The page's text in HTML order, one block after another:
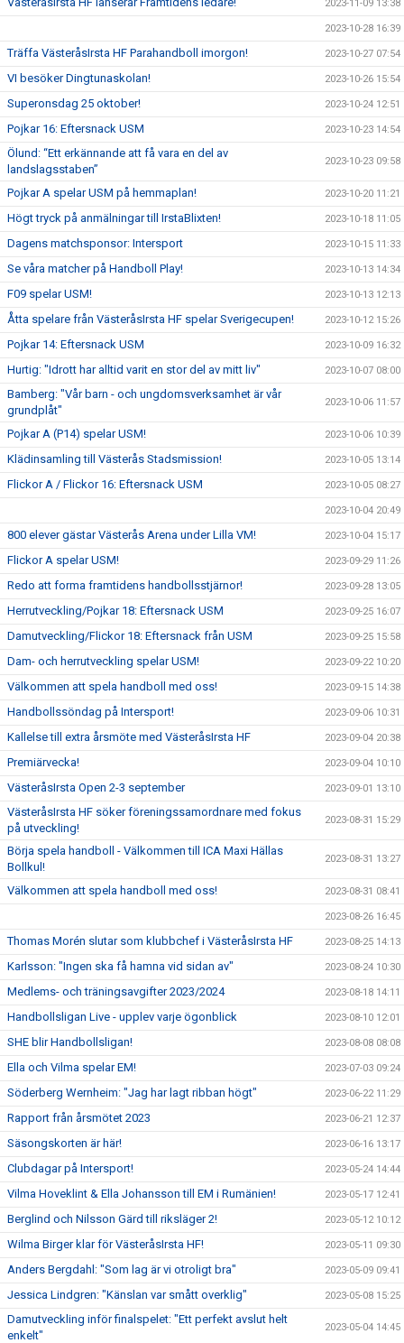
2023-11-09 13:38
2023-10-28 16:39
Träffa VästeråsIrsta HF Parahandboll imorgon! 2023-10-27 07:54
VI besöker Dingtunaskolan! 2023-10-26 15:54
Superonsdag 25 oktober! 2023-10-24 12:51
Pojkar 16: Eftersnack USM 2023-10-23 14:54
Ölund: “Ett erkännande att få vara en del av
landslagsstaben”
2023-10-23 09:58
Pojkar A spelar USM på hemmaplan! 2023-10-20 11:21
Högt tryck på anmälningar till IrstaBlixten! 2023-10-18 11:05
Dagens matchsponsor: Intersport 2023-10-15 11:33
Se våra matcher på Handboll Play! 2023-10-13 14:34
F09 spelar USM! 2023-10-13 12:13
Åtta spelare från VästeråsIrsta HF spelar Sverigecupen! 2023-10-12 15:26
Pojkar 14: Eftersnack USM 2023-10-09 16:32
Hurtig: "Idrott har alltid varit en stor del av mitt liv" 2023-10-07 08:00
Bamberg: "Vår barn - och ungdomsverksamhet är vår
grundplåt"
2023-10-06 11:57
Pojkar A (P14) spelar USM! 2023-10-06 10:39
Klädinsamling till Västerås Stadsmission! 2023-10-05 13:14
Flickor A / Flickor 16: Eftersnack USM 2023-10-05 08:27
2023-10-04 20:49
800 elever gästar Västerås Arena under Lilla VM! 2023-10-04 15:17
Flickor A spelar USM! 2023-09-29 11:26
Redo att forma framtidens handbollsstjärnor! 2023-09-28 13:05
Herrutveckling/Pojkar 18: Eftersnack USM 2023-09-25 16:07
Damutveckling/Flickor 18: Eftersnack från USM 2023-09-25 15:58
Dam- och herrutveckling spelar USM! 2023-09-22 10:20
Välkommen att spela handboll med oss! 2023-09-15 14:38
Handbollssöndag på Intersport! 2023-09-06 10:31
Kallelse till extra årsmöte med VästeråsIrsta HF 2023-09-04 20:38
Premiärvecka! 2023-09-04 10:10
VästeråsIrsta Open 2-3 september 2023-09-01 13:10
VästeråsIrsta HF söker föreningssamordnare med fokus
på utveckling!
2023-08-31 15:29
Börja spela handboll - Välkommen till ICA Maxi Hällas
Bollkul!
2023-08-31 13:27
Välkommen att spela handboll med oss! 2023-08-31 08:41
2023-08-26 16:45
Thomas Morén slutar som klubbchef i VästeråsIrsta HF 2023-08-25 14:13
Karlsson: "Ingen ska få hamna vid sidan av" 2023-08-24 10:30
Medlems- och träningsavgifter 2023/2024 2023-08-18 14:11
Handbollsligan Live - upplev varje ögonblick 2023-08-10 12:01
SHE blir Handbollsligan! 2023-08-08 08:08
Ella och Vilma spelar EM! 2023-07-03 09:24
Söderberg Wernheim: "Jag har lagt ribban högt" 2023-06-22 11:29
Rapport från årsmötet 2023 2023-06-21 12:37
Säsongskorten är här! 2023-06-16 13:17
Clubdagar på Intersport! 2023-05-24 14:44
Vilma Hoveklint & Ella Johansson till EM i Rumänien! 2023-05-17 12:41
Berglind och Nilsson Gärd till riksläger 2! 2023-05-12 10:12
Wilma Birger klar för VästeråsIrsta HF! 2023-05-11 09:30
Anders Bergdahl: "Som lag är vi otroligt bra" 2023-05-09 09:41
Jessica Lindgren: "Känslan var smått overklig" 2023-05-08 15:25
Damutveckling inför finalspelet: "Ett perfekt avslut helt
enkelt"
2023-05-04 14:45